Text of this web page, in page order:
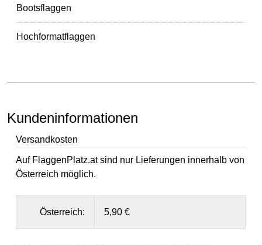
Bootsflaggen
Hochformatflaggen
Kundeninformationen
Versandkosten
Auf FlaggenPlatz.at sind nur Lieferungen innerhalb von
Österreich möglich.
Österreich: 5,90 €